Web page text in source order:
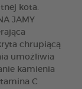
kota.
JAMY
chrupiącą
umożliwia
kamienia
C